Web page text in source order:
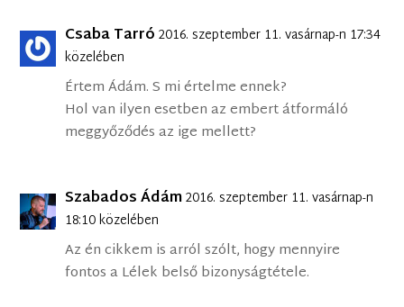
Csaba Tarró 2016. szeptember 11. vasárnap-n 17:34
közelében
Értem Ádám. S mi értelme ennek?
Hol van ilyen esetben az embert átformáló
meggyőződés az ige mellett?
Szabados Ádám2016. szeptember 11. vasárnap-n
18:10 közelében
Az én cikkem is arról szólt, hogy mennyire
fontos a Lélek belső bizonyságtétele.